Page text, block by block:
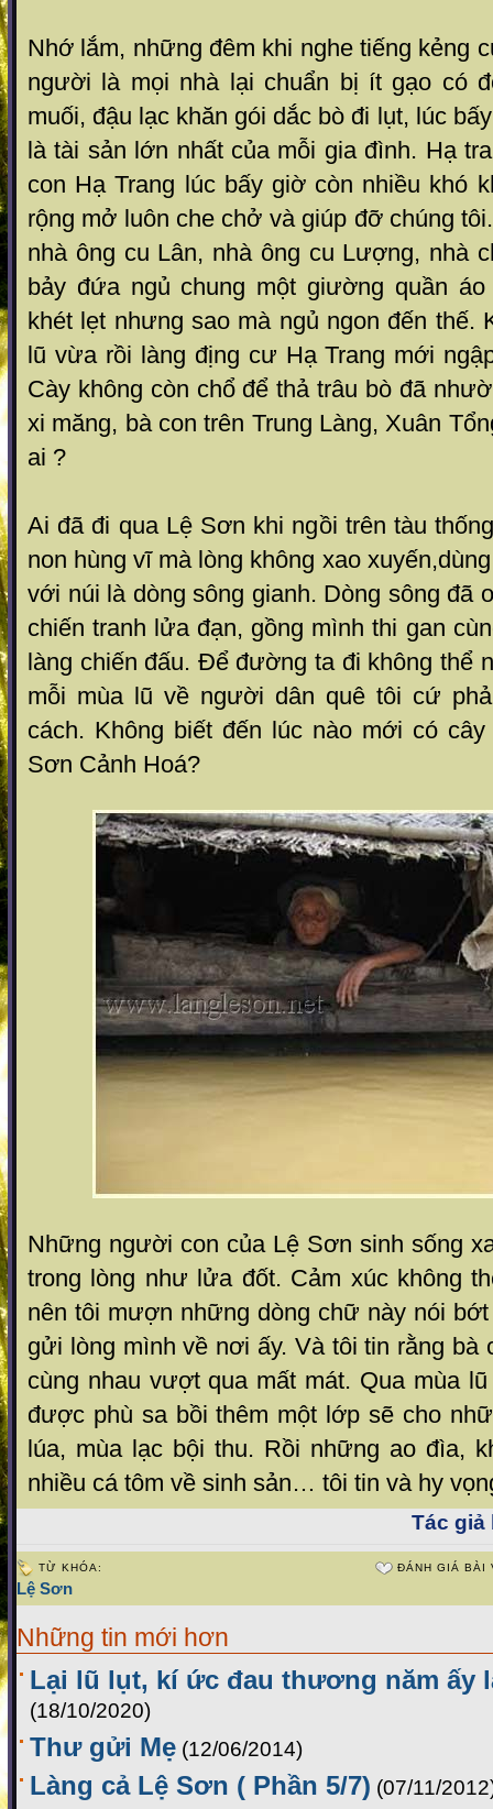
Nhớ lắm, những đêm khi nghe tiếng kẻng
người là mọi nhà lại chuẩn bị ít gạo có
muối, đậu lạc khăn gói dắc bò đi lụt, lúc
là tài sản lớn nhất của mỗi gia đình. Hạ
con Hạ Trang lúc bấy giờ còn nhiều khó
rộng mở luôn che chở và giúp đỡ chúng
nhà ông cu Lân, nhà ông cu Lượng, nhà
bảy đứa ngủ chung một giường quần
khét lẹt nhưng sao mà ngủ ngon đến thế.
lũ vừa rồi làng địng cư Hạ Trang mới
Cày không còn chổ để thả trâu bò đã
xi măng, bà con trên Trung Làng, Xuân
ai ?
Ai đã đi qua Lệ Sơn khi ngồi trên tàu
non hùng vĩ mà lòng không xao
với núi là dòng sông gianh. Dòng sông đã
chiến tranh lửa đạn, gồng mình thi gan
làng chiến đấu. Để đường ta đi không thể
mỗi mùa lũ về người dân quê tôi cứ
cách. Không biết đến lúc nào mới có
Sơn Cảnh Hoá?
Những người con của Lệ Sơn sinh sống
trong lòng như lửa đốt. Cảm xúc không
nên tôi mượn những dòng chữ này nói
gửi lòng mình về nơi ấy. Và tôi tin rằng bà
cùng nhau vượt qua mất mát. Qua mùa
được phù sa bồi thêm một lớp sẽ cho
lúa, mùa lạc bội thu. Rồi những ao đìa,
nhiều cá tôm về sinh sản… tôi tin và hy
Tác giả
TỪ KHÓA:
Lệ Sơn
ĐÁNH GIÁ BÀI
Những tin mới hơn
Lại lũ lụt, kí ức đau thương năm ấy
(18/10/2020)
Thư gửi Mẹ (12/06/2014)
Làng cả Lệ Sơn ( Phần 5/7) (07/11/